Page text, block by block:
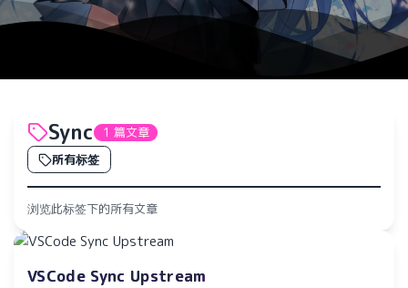
Sync 1 篇文章
所有标签
浏览此标签下的所有文章
VSCode Sync Upstream